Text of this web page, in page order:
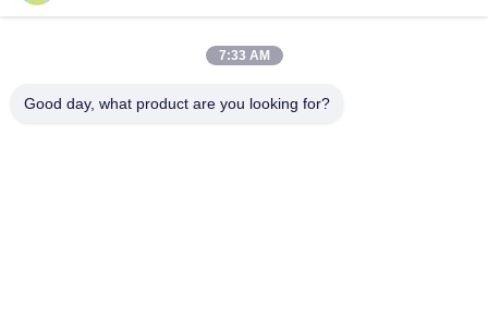
0086-21-66035560
7:33 AM
Good day, what product are you looking for?